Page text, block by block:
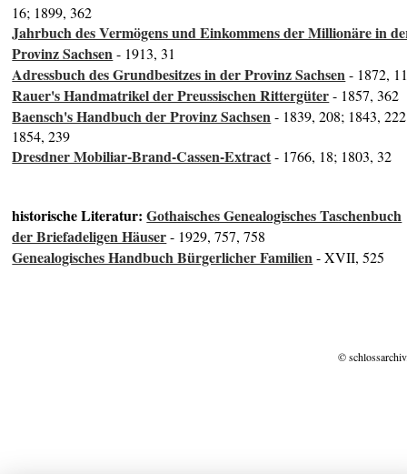
16; 1899, 362
Jahrbuch des Vermögens und Einkommens der Millionäre in
Provinz Sachsen- 1913, 31
Adressbuch des Grundbesitzes in der Provinz Sachsen- 1872,
Rauer's Handmatrikel der Preussischen Rittergüter- 1857, 362
Baensch's Handbuch der Provinz Sachsen- 1839, 208; 1843,
1854, 239
Dresdner Mobiliar-Brand-Cassen-Extract- 1766, 18; 1803, 32
historische Literatur:Gothaisches Genealogisches Taschenbuch
der Briefadeligen Häuser- 1929, 757, 758
Genealogisches Handbuch Bürgerlicher Familien- XVII, 525
©